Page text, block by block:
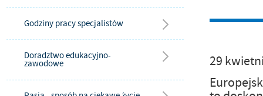
Godziny pracy specjalistów
Doradztwo edukacyjno-
zawodowe 29